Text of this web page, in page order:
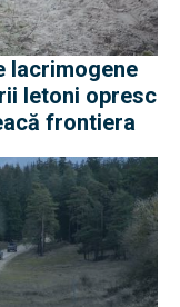
lacrimogene
letoni opresc
frontiera